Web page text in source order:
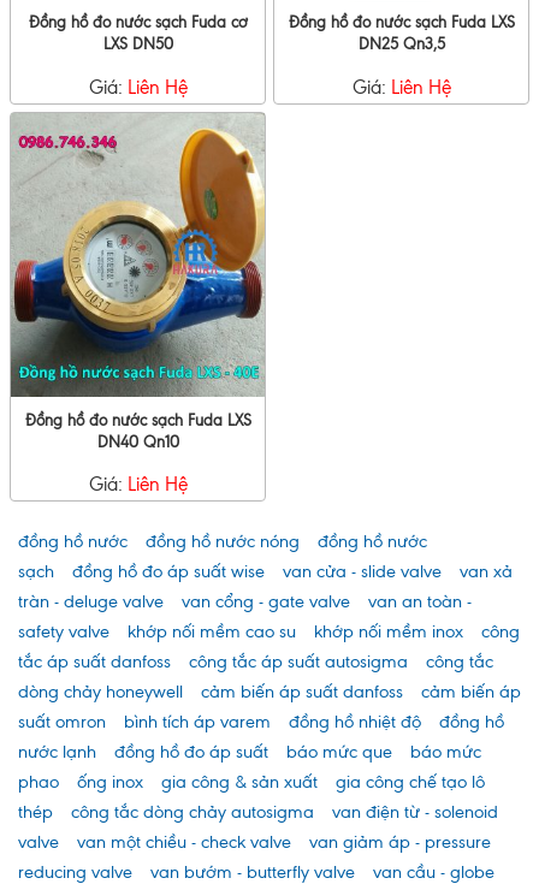
Đồng hồ đo nước sạch Fuda cơ
LXS DN50
Giá: Liên Hệ
Đồng hồ đo nước sạch Fuda LXS
DN25 Qn3,5
Giá: Liên Hệ
Đồng hồ đo nước sạch Fuda LXS
DN40 Qn10
Giá: Liên Hệ
đồng hồ nước đồng hồ nước nóng
đồng hồ nước
sạch
đồng hồ đo áp suất wise van cửa - slide valve
van xả
tràn - deluge valve
van cổng - gate valve
van an toàn -
safety valve
khớp nối mềm cao su khớp nối mềm inox
công
tắc áp suất danfoss
công tắc áp suất autosigma
công tắc
dòng chảy honeywell
cảm biến áp suất danfoss
cảm biến áp
suất omron
bình tích áp varem đồng hồ nhiệt độ
đồng hồ
nước lạnh
đồng hồ đo áp suất báo mức que
báo mức
phao
ống inox gia công & sản xuất
gia công chế tạo lô
thép
công tắc dòng chảy autosigma
van điện từ - solenoid
valve
van một chiều - check valve
van giảm áp - pressure
reducing valve
van bướm - butterfly valve
van cầu - globe